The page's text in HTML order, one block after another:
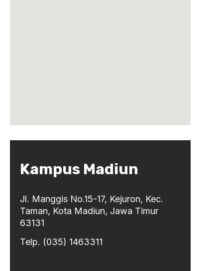
Kampus Madiun
Jl. Manggis No.15-17, Kejuron, Kec.
Taman, Kota Madiun, Jawa Timur
63131
Telp. (035) 1463311